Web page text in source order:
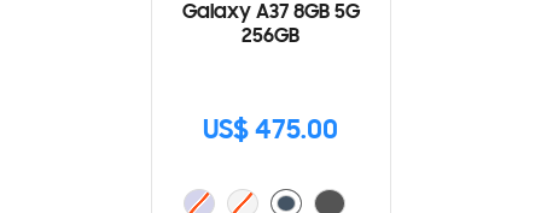
Galaxy A37 8GB 5G
256GB
US$ 475.00